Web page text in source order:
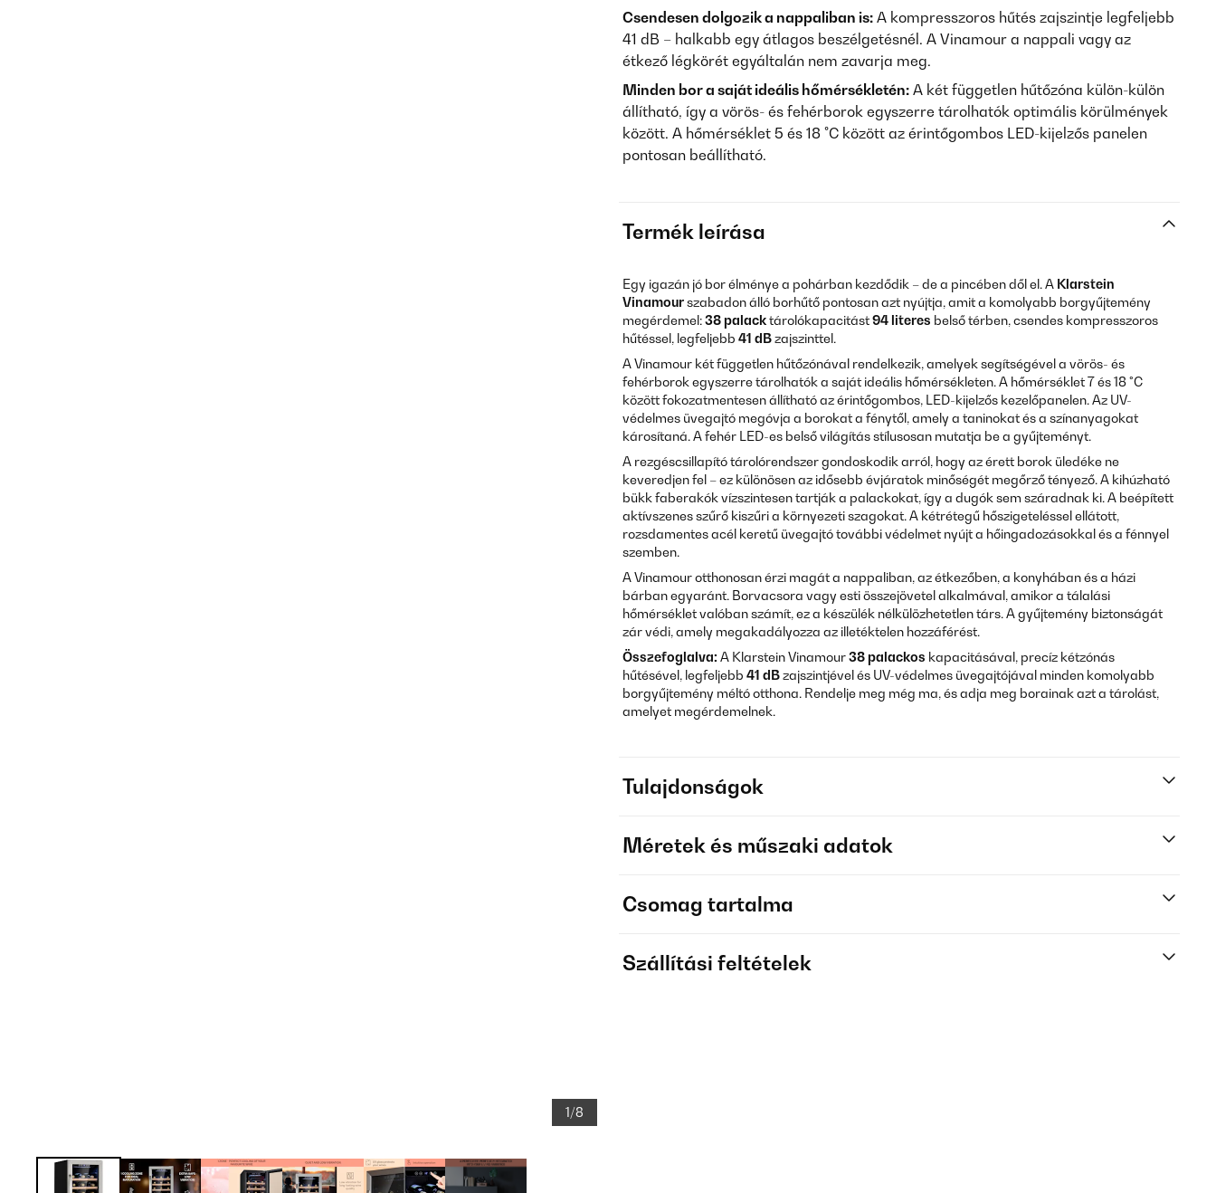
1/8
Csendesen dolgozik a nappaliban is: A kompresszoros hűtés zajszintje legfeljebb
41 dB – halkabb egy átlagos beszélgetésnél. A Vinamour a nappali vagy az
étkező légkörét egyáltalán nem zavarja meg.
Minden bor a saját ideális hőmérsékletén: A két független hűtőzóna külön-külön
állítható, így a vörös- és fehérborok egyszerre tárolhatók optimális körülmények
között. A hőmérséklet 5 és 18 °C között az érintőgombos LED-kijelzős panelen
pontosan beállítható.
Termék leírása
Egy igazán jó bor élménye a pohárban kezdődik – de a pincében dől el. A Klarstein
Vinamourszabadon álló borhűtő pontosan azt nyújtja, amit a komolyabb borgyűjtemény
megérdemel:38 palacktárolókapacitást94 literes belső térben, csendes kompresszoros
hűtéssel, legfeljebb 41 dBzajszinttel.
A Vinamour két független hűtőzónával rendelkezik, amelyek segítségével a vörös- és
fehérborok egyszerre tárolhatók a saját ideális hőmérsékleten. A hőmérséklet 7 és 18 °C
között fokozatmentesen állítható az érintőgombos, LED-kijelzős kezelőpanelen. Az UV-
védelmes üvegajtó megóvja a borokat a fénytől, amely a taninokat és a színanyagokat
károsítaná. A fehér LED-es belső világítás stílusosan mutatja be a gyűjteményt.
A rezgéscsillapító tárolórendszer gondoskodik arról, hogy az érett borok üledéke ne
keveredjen fel – ez különösen az idősebb évjáratok minőségét megőrző tényező. A kihúzható
bükk faberakók vízszintesen tartják a palackokat, így a dugók sem száradnak ki. A beépített
aktívszenes szűrő kiszűri a környezeti szagokat. A kétrétegű hőszigeteléssel ellátott,
rozsdamentes acél keretű üvegajtó további védelmet nyújt a hőingadozásokkal és a fénnyel
szemben.
A Vinamour otthonosan érzi magát a nappaliban, az étkezőben, a konyhában és a házi
bárban egyaránt. Borvacsora vagy esti összejövetel alkalmával, amikor a tálalási
hőmérséklet valóban számít, ez a készülék nélkülözhetetlen társ. A gyűjtemény biztonságát
zár védi, amely megakadályozza az illetéktelen hozzáférést.
Összefoglalva: A Klarstein Vinamour38 palackos kapacitásával, precíz kétzónás
hűtésével, legfeljebb 41 dBzajszintjével és UV-védelmes üvegajtójával minden komolyabb
borgyűjtemény méltó otthona. Rendelje meg még ma, és adja meg borainak azt a tárolást,
amelyet megérdemelnek.
Tulajdonságok
Méretek és műszaki adatok
Csomag tartalma
Szállítási feltételek